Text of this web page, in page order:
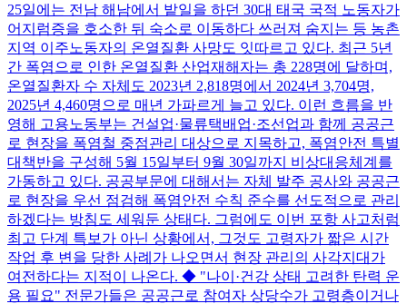
25일에는 전남 해남에서 밭일을 하던 30대 태국 국적 노동자가
어지럼증을 호소한 뒤 숙소로 이동하다 쓰러져 숨지는 등 농촌
지역 이주노동자의 온열질환 사망도 잇따르고 있다. 최근 5년
간 폭염으로 인한 온열질환 산업재해자는 총 228명에 달하며,
온열질환자 수 자체도 2023년 2,818명에서 2024년 3,704명,
2025년 4,460명으로 매년 가파르게 늘고 있다. 이런 흐름을 반
영해 고용노동부는 건설업·물류택배업·조선업과 함께 공공근
로 현장을 폭염철 중점관리 대상으로 지목하고, 폭염안전 특별
대책반을 구성해 5월 15일부터 9월 30일까지 비상대응체계를
가동하고 있다. 공공부문에 대해서는 자체 발주 공사와 공공근
로 현장을 우선 점검해 폭염안전 수칙 준수를 선도적으로 관리
하겠다는 방침도 세워둔 상태다. 그럼에도 이번 포항 사고처럼
최고 단계 특보가 아닌 상황에서, 그것도 고령자가 짧은 시간
작업 후 변을 당한 사례가 나오면서 현장 관리의 사각지대가
여전하다는 지적이 나온다. ◆ "나이·건강 상태 고려한 탄력 운
용 필요" 전문가들은 공공근로 참여자 상당수가 고령층이거나